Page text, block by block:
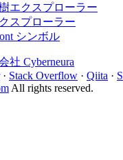
エクスプローラー
スプローラー
シンボル
社 Cyberneura
· Stack Overflow · Qiita ·
All rights reserved.